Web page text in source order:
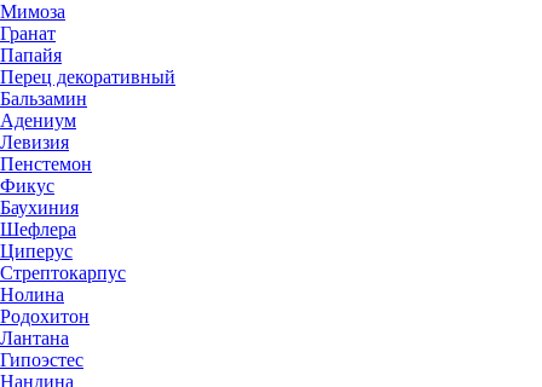
Мимоза
Гранат
Папайя
Перец декоративный
Бальзамин
Адениум
Левизия
Пенстемон
Фикус
Баухиния
Шефлера
Циперус
Стрептокарпус
Нолина
Родохитон
Лантана
Гипоэстес
Нандина